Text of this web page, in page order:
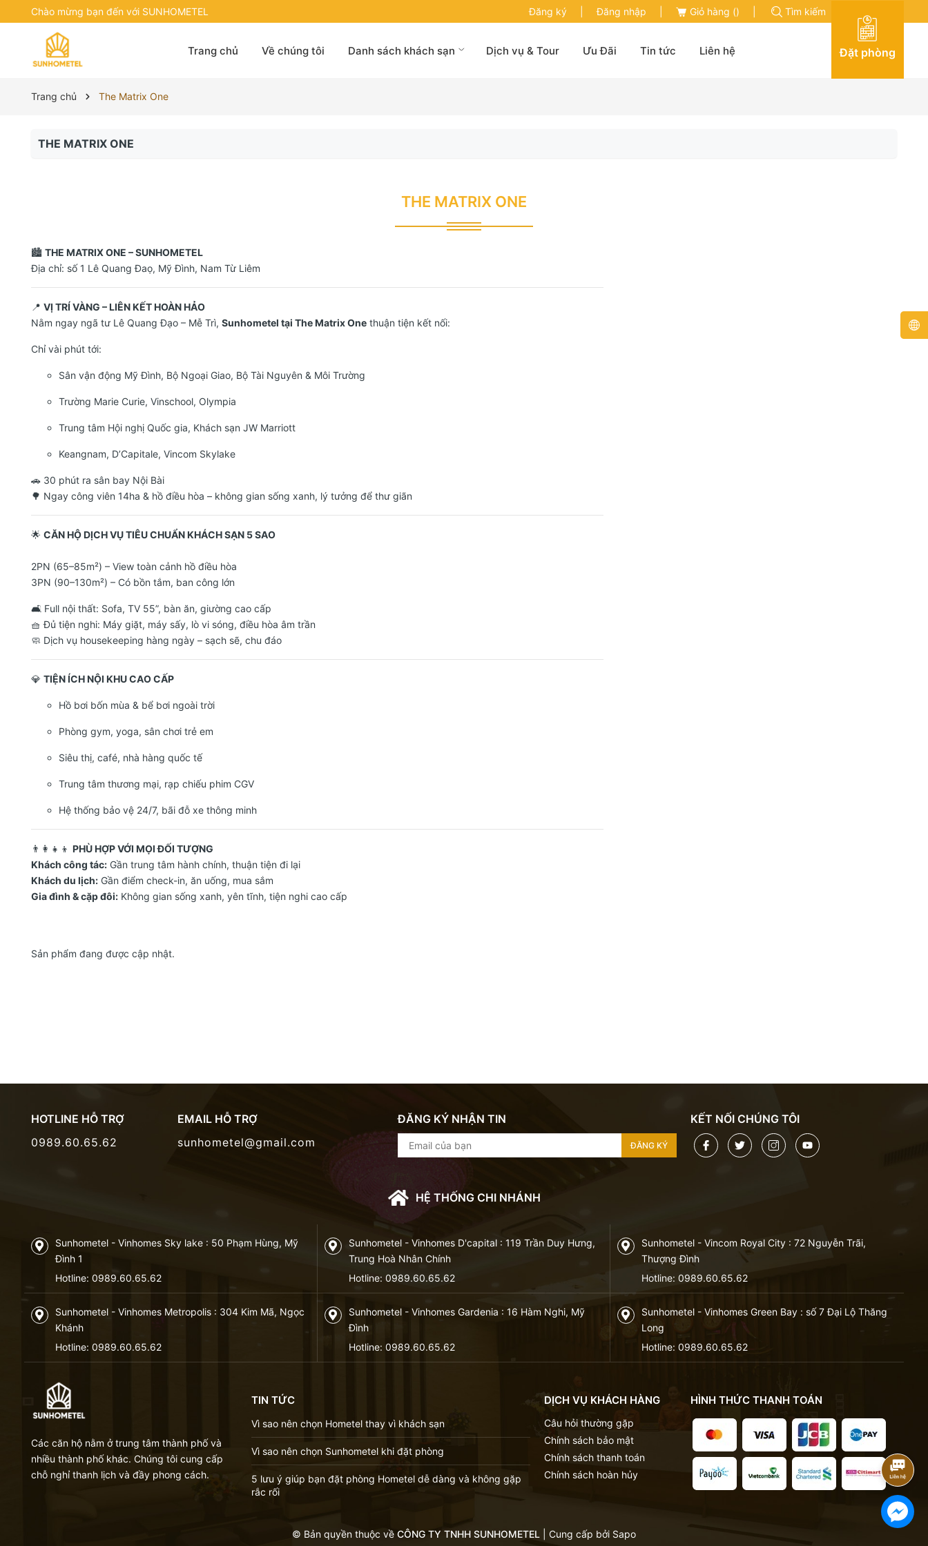
Chào mừng bạn đến với SUNHOMETEL Đăng ký Đăng nhập Giỏ hàng () Tìm kiếm
Đặt phòng
Trang chủ Về chúng tôi Danh sách khách sạn Dịch vụ & Tour Ưu Đãi Tin tức Liên hệ
Trang chủ The Matrix One
THE MATRIX ONE
THE MATRIX ONE
🏙 THE MATRIX ONE – SUNHOMETEL
Địa chỉ: số 1 Lê Quang Đaọ, Mỹ Đình, Nam Từ Liêm
📍 VỊ TRÍ VÀNG – LIÊN KẾT HOÀN HẢO
Nằm ngay ngã tư Lê Quang Đạo – Mễ Trì, Sunhometel tại The Matrix One thuận tiện kết nối:
Chỉ vài phút tới:
Sân vận động Mỹ Đình, Bộ Ngoại Giao, Bộ Tài Nguyên & Môi Trường
Trường Marie Curie, Vinschool, Olympia
Trung tâm Hội nghị Quốc gia, Khách sạn JW Marriott
Keangnam, D’Capitale, Vincom Skylake
🚗 30 phút ra sân bay Nội Bài
🌳 Ngay công viên 14ha & hồ điều hòa – không gian sống xanh, lý tưởng để thư giãn
🌟 CĂN HỘ DỊCH VỤ TIÊU CHUẨN KHÁCH SẠN 5 SAO
2PN (65–85m²) – View toàn cảnh hồ điều hòa
3PN (90–130m²) – Có bồn tắm, ban công lớn
🛋 Full nội thất: Sofa, TV 55”, bàn ăn, giường cao cấp
🧺 Đủ tiện nghi: Máy giặt, máy sấy, lò vi sóng, điều hòa âm trần
🧼 Dịch vụ housekeeping hàng ngày – sạch sẽ, chu đáo
💎 TIỆN ÍCH NỘI KHU CAO CẤP
Hồ bơi bốn mùa & bể bơi ngoài trời
Phòng gym, yoga, sân chơi trẻ em
Siêu thị, café, nhà hàng quốc tế
Trung tâm thương mại, rạp chiếu phim CGV
Hệ thống bảo vệ 24/7, bãi đỗ xe thông minh
👨‍👩‍👧‍👦 PHÙ HỢP VỚI MỌI ĐỐI TƯỢNG
Khách công tác: Gần trung tâm hành chính, thuận tiện đi lại
Khách du lịch: Gần điểm check-in, ăn uống, mua sắm
Gia đình & cặp đôi: Không gian sống xanh, yên tĩnh, tiện nghi cao cấp
Sản phẩm đang được cập nhật.
HOTLINE HỖ TRỢ
0989.60.65.62
EMAIL HỖ TRỢ
sunhometel@gmail.com
ĐĂNG KÝ NHẬN TIN
ĐĂNG KÝ
KẾT NỐI CHÚNG TÔI
HỆ THỐNG CHI NHÁNH
Sunhometel - Vinhomes Sky lake : 50 Phạm Hùng, Mỹ
Đình 1
Hotline: 0989.60.65.62
Sunhometel - Vinhomes D'capital : 119 Trần Duy Hưng,
Trung Hoà Nhân Chính
Hotline: 0989.60.65.62
Sunhometel - Vincom Royal City : 72 Nguyễn Trãi,
Thượng Đình
Hotline:0989.60.65.62
Sunhometel - Vinhomes Metropolis : 304 Kim Mã, Ngọc
Khánh
Hotline: 0989.60.65.62
Sunhometel - Vinhomes Gardenia : 16 Hàm Nghi, Mỹ
Đình
Hotline: 0989.60.65.62
Sunhometel - Vinhomes Green Bay : số 7 Đại Lộ Thăng
Long
Hotline:0989.60.65.62
Các căn hộ nằm ở trung tâm thành phố và
nhiều thành phố khác. Chúng tôi cung cấp
chỗ nghỉ thanh lịch và đầy phong cách.
TIN TỨC
Vì sao nên chọn Hometel thay vì khách sạn
Vì sao nên chọn Sunhometel khi đặt phòng
5 lưu ý giúp bạn đặt phòng Hometel dễ dàng và không gặp
rắc rối
DỊCH VỤ KHÁCH HÀNG
Câu hỏi thường gặp
Chính sách bảo mật
Chính sách thanh toán
Chính sách hoàn hủy
HÌNH THỨC THANH TOÁN
© Bản quyền thuộc về CÔNG TY TNHH SUNHOMETEL Cung cấp bởi Sapo